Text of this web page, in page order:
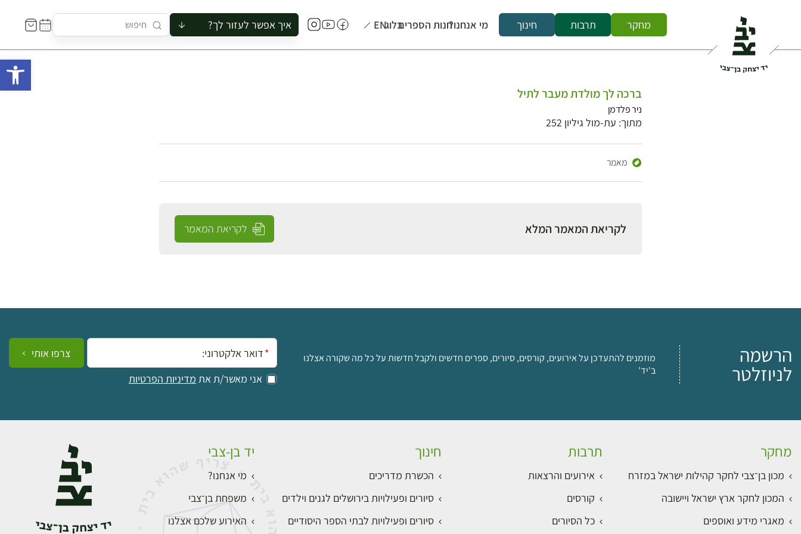
מחקר תרבות חינוך מי אנחנו?חנות הספריםבלוגEN איך אפשר לעזור לך?
להזמין סיור לקבוצה
ברכה לך מולדת מעבר לתיל
ניר פלדמן
מתוך: עת-מול גיליון 252
מאמר
לקריאת המאמר המלא לקריאת המאמר
הרשמה
לניוזלטר
מוזמנים להתעדכן על אירועים, קורסים, סיורים, ספרים חדשים ולקבל חדשות על כל מה שקורה אצלנו
ב'יד'
אימייל:
אני מאשר/ת את מדיניות הפרטיות
צרפו אותי
מחקר
מכון בן־צבי לחקר קהילות ישראל במזרח
המכון לחקר ארץ ישראל ויישובה
מאגרי מידע ואוספים
תרבות
אירועים והרצאות
קורסים
כל הסיורים
חינוך
הכשרת מדריכים
סיורים ופעילויות בירושלים לגנים וילדים
סיורים ופעילויות לבתי הספר היסודיים
יד בן-צבי
מי אנחנו?
משפחת בן־צבי
האירוע שלכם אצלנו